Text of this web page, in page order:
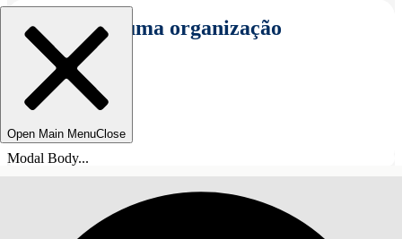
Selecionar uma organização
Open Main MenuClose
Modal Body...